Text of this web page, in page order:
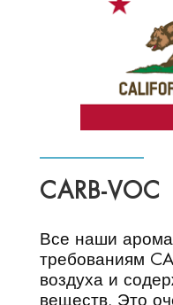
CARB-VOC
Все наши
требованиям
воздуха и
веществ. Это